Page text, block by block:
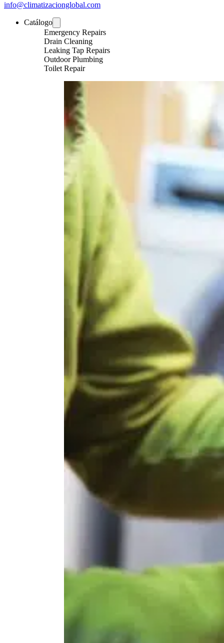
info@climatizacionglobal.com
Catálogo
Emergency Repairs
Drain Cleaning
Leaking Tap Repairs
Outdoor Plumbing
Toilet Repair